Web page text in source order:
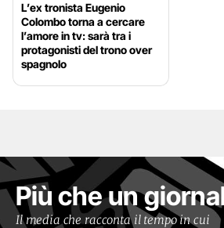
L’ex tronista Eugenio
Colombo torna a cercare
l’amore in tv: sarà tra i
protagonisti del trono over
spagnolo
Più che un
Il media che racconta il tempo in cui